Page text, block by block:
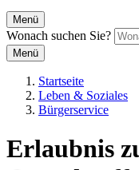
Menü
Wonach suchen Sie?
Menü
Startseite
Leben & Soziales
Bürgerservice
Erlaubnis